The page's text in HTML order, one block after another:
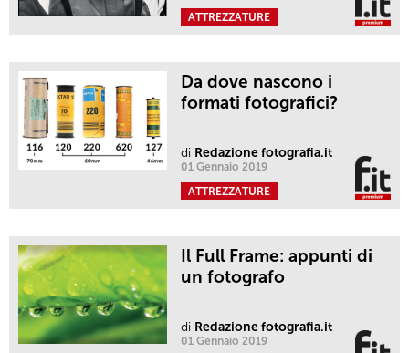
ATTREZZATURE
Da dove nascono i
formati fotografici?
di Redazione fotografia.it
01 Gennaio 2019
ATTREZZATURE
Il Full Frame: appunti di
un fotografo
di Redazione fotografia.it
01 Gennaio 2019